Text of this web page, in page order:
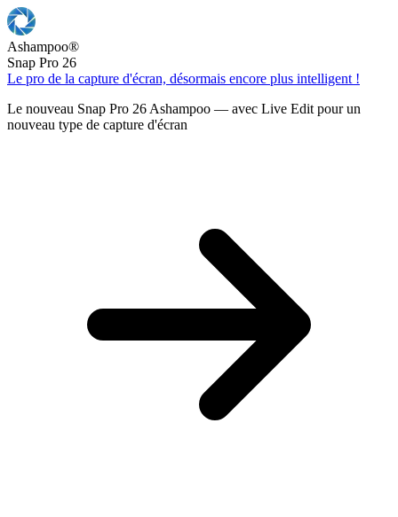
Ashampoo®
Snap Pro 26
Le pro de la capture d'écran, désormais encore plus intelligent !
Le nouveau Snap Pro 26 Ashampoo — avec Live Edit pour un
nouveau type de capture d'écran